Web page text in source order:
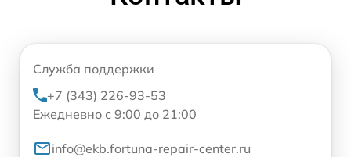
Служба поддержки
+7 (343) 226-93-53
Ежедневно с 9:00 до 21:00
info@ekb.fortuna-repair-center.ru